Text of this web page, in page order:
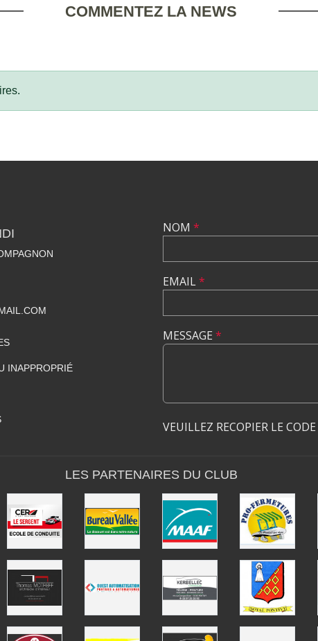
COMMENTEZ LA NEWS
INAPPROPRIÉ
NOM *
EMAIL*
MESSAGE *
VEUILLEZ RECOPIER LE CODE
LES PARTENAIRES DU CLUB